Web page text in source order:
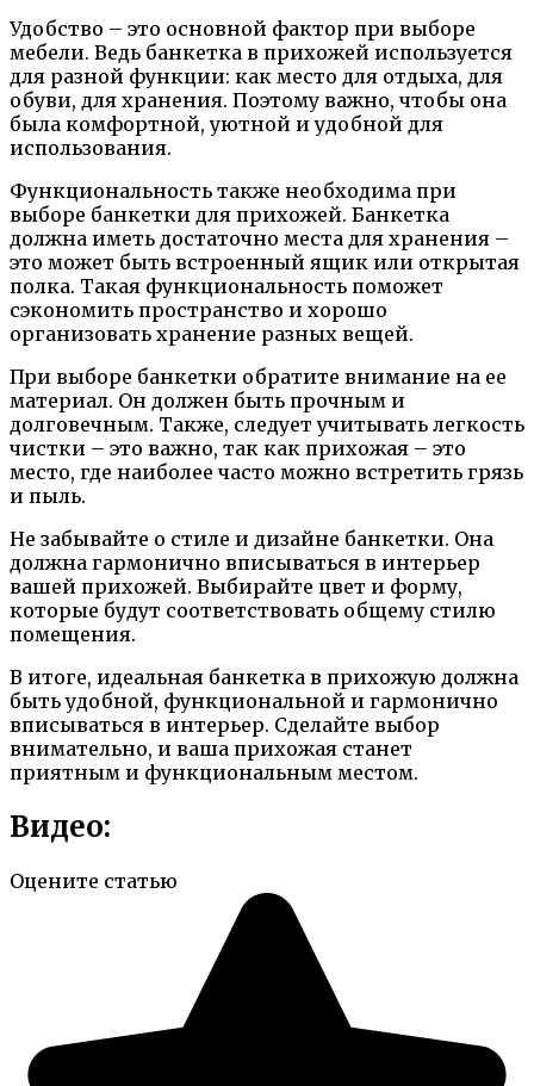
Удобство – это основной фактор при выборе
мебели. Ведь банкетка в прихожей используется
для разной функции: как место для отдыха, для
обуви, для хранения. Поэтому важно, чтобы она
была комфортной, уютной и удобной для
использования.
Функциональность также необходима при
выборе банкетки для прихожей. Банкетка
должна иметь достаточно места для хранения –
это может быть встроенный ящик или открытая
полка. Такая функциональность поможет
сэкономить пространство и хорошо
организовать хранение разных вещей.
При выборе банкетки обратите внимание на ее
материал. Он должен быть прочным и
долговечным. Также, следует учитывать легкость
чистки – это важно, так как прихожая – это
место, где наиболее часто можно встретить грязь
и пыль.
Не забывайте о стиле и дизайне банкетки. Она
должна гармонично вписываться в интерьер
вашей прихожей. Выбирайте цвет и форму,
которые будут соответствовать общему стилю
помещения.
В итоге, идеальная банкетка в прихожую должна
быть удобной, функциональной и гармонично
вписываться в интерьер. Сделайте выбор
внимательно, и ваша прихожая станет
приятным и функциональным местом.
Видео:
Оцените статью